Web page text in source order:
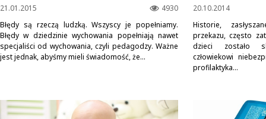
4930
21.01.2015
Błędy są rzeczą ludzką. Wszyscy je popełniamy.
Błędy w dziedzinie wychowania popełniają nawet
specjaliści od wychowania, czyli pedagodzy. Ważne
jest jednak, abyśmy mieli świadomość, że...
20.10.2014
Historie,
przekazu, często
dzieci zostało
człowiekowi
profilaktyka...